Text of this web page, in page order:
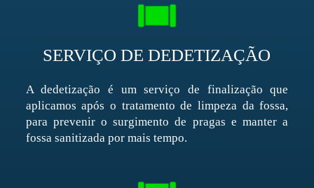
SERVIÇO DE DEDETIZAÇÃO
A dedetização é um serviço de finalização que
aplicamos após o tratamento de limpeza da fossa,
para prevenir o surgimento de pragas e manter a
fossa sanitizada por mais tempo.